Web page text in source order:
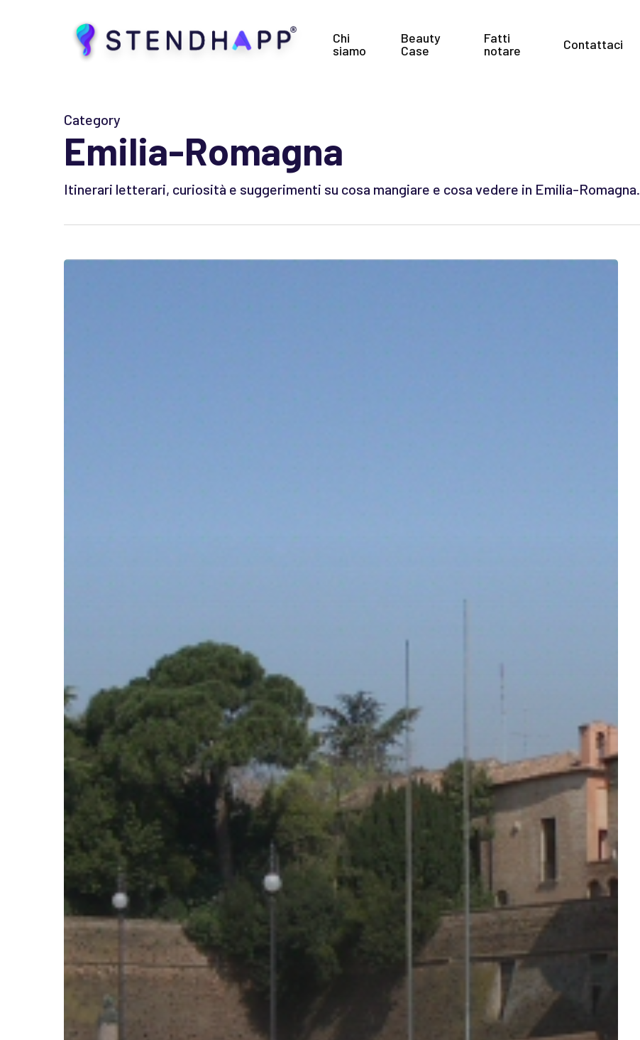
Chi
siamo
Beauty
Case
Fatti
notare
Contattaci
Category
Emilia-Romagna
Itinerari letterari, curiosità e suggerimenti su cosa mangiare e cosa vedere in Emilia-Romagna.